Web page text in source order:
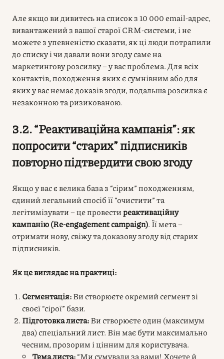
Але якщо ви дивитесь на список з 10 000 email-адрес,
вивантажений з вашої старої CRM-системи, і не
можете з упевненістю сказати, як ці люди потрапили
до списку і чи давали вони згоду саме на
маркетингову розсилку – у вас проблема. Для всіх
контактів, походження яких є сумнівним або для
яких у вас немає доказів згоди, подальша розсилка є
незаконною та ризикованою.
3.2. “Реактиваційна кампанія”: як
попросити “старих” підписників
повторно підтвердити свою згоду
Якщо у вас є велика база з “сірим” походженням,
єдиний легальний спосіб її “очистити” та
легітимізувати – це провести реактиваційну
кампанію (Re-engagement campaign). Її мета –
отримати нову, свіжу та доказову згоду від старих
підписників.
Як це виглядає на практиці:
Сегментація:Ви створюєте окремий сегмент зі
своєї “сірої” бази.
Підготовка листа:Ви створюєте один (максимум
два) спеціальний лист. Він має бути максимально
чесним, прозорим і цінним для користувача.
Тема листа:“Ми сумували за вами! Хочете й